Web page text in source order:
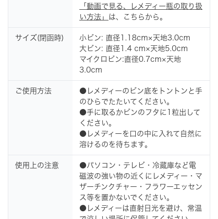
「動画で見る、レメディー瓶の取り扱
い方法」
は、こちらから。
サイズ(閉函時)
小ビン: 直径1.18cm×天地3.0cm
大ビン: 直径1.4 cm×天地5.0cm
マイクロビン:直径0.7cm×天地
3.0cm
ご使用方法
●レメディーのビン底をトントンと手
のひらでたたいてください。
●手に取るかビンのフタに1粒出して
ください。
●レメディーを口の中に入れて自然に
溶けるのを待ちます。
使用上の注意
●パソコン・テレビ・冷蔵庫など電
磁波の強い物の近くにレメディー・マ
ザーチンクチャー・フラワーエッセン
ス等を置かないでください。
●レメディーは直射日光を避け、常温